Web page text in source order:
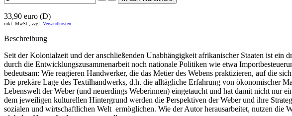
33,90 euro (D)
inkl. MwSt., zzgl. Versandkosten
Beschreibung
Seit der Kolonialzeit und der anschließenden Unabhängigkeit afrikanischer Staaten ist ein
durch die Entwicklungszusammenarbeit noch nationale Politiken wie etwa
bedeutsam: Wie reagieren Handwerker, die das Metier des Webens praktizieren, auf die
Die prekäre Lage des Textilhandwerks, d.h. die alltägliche Erfahrung von ökonomischer
Lebenswelt der Weber (und neuerdings Weberinnen) eingetaucht und hat damit nicht nur
dem jeweiligen kulturellen Hintergrund werden die Perspektiven der Weber und ihre
sozialen und wirtschaftlichen Welt ermöglichen. Wie der Autor herausarbeitet, nutzen die